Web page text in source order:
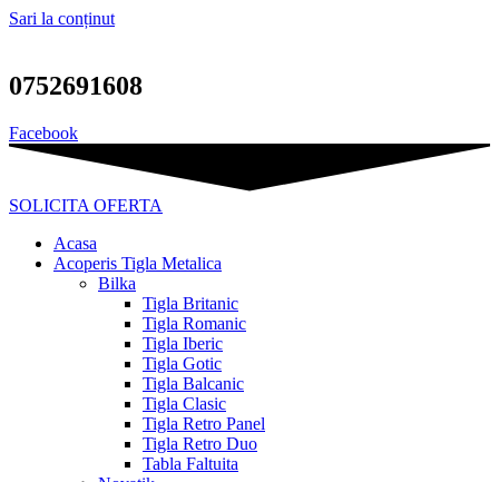
Sari la conținut
0752691608
Facebook
SOLICITA OFERTA
Acasa
Acoperis Tigla Metalica
Bilka
Tigla Britanic
Tigla Romanic
Tigla Iberic
Tigla Gotic
Tigla Balcanic
Tigla Clasic
Tigla Retro Panel
Tigla Retro Duo
Tabla Faltuita